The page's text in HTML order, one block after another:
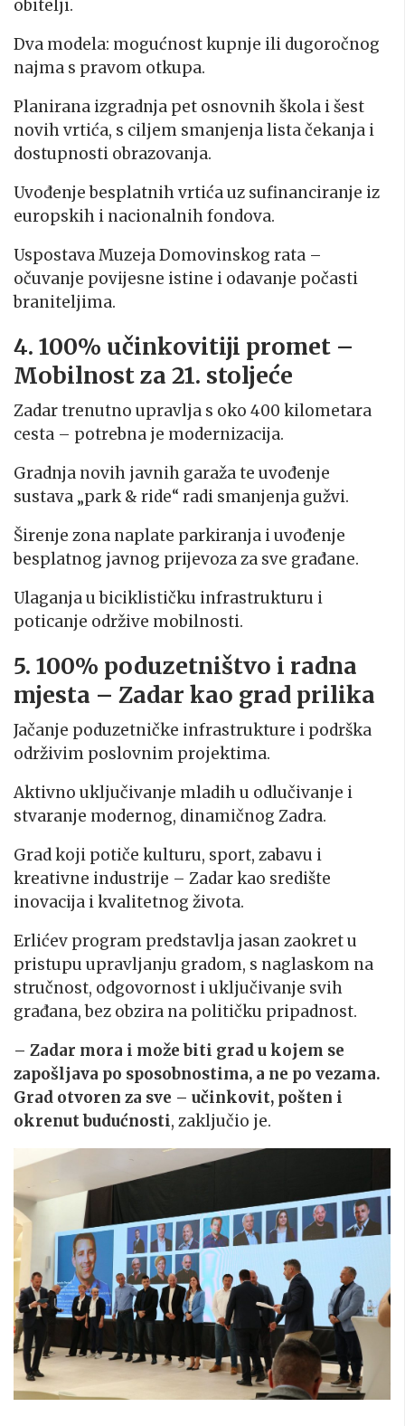
obitelji.
Dva modela: mogućnost kupnje ili dugoročnog
najma s pravom otkupa.
Planirana izgradnja pet osnovnih škola i šest
novih vrtića, s ciljem smanjenja lista čekanja i
dostupnosti obrazovanja.
Uvođenje besplatnih vrtića uz sufinanciranje iz
europskih i nacionalnih fondova.
Uspostava Muzeja Domovinskog rata –
očuvanje povijesne istine i odavanje počasti
braniteljima.
4. 100% učinkovitiji promet –
Mobilnost za 21. stoljeće
Zadar trenutno upravlja s oko 400 kilometara
cesta – potrebna je modernizacija.
Gradnja novih javnih garaža te uvođenje
sustava „park & ride“ radi smanjenja gužvi.
Širenje zona naplate parkiranja i uvođenje
besplatnog javnog prijevoza za sve građane.
Ulaganja u biciklističku infrastrukturu i
poticanje održive mobilnosti.
5. 100% poduzetništvo i radna
mjesta – Zadar kao grad prilika
Jačanje poduzetničke infrastrukture i podrška
održivim poslovnim projektima.
Aktivno uključivanje mladih u odlučivanje i
stvaranje modernog, dinamičnog Zadra.
Grad koji potiče kulturu, sport, zabavu i
kreativne industrije – Zadar kao središte
inovacija i kvalitetnog života.
Erlićev program predstavlja jasan zaokret u
pristupu upravljanju gradom, s naglaskom na
stručnost, odgovornost i uključivanje svih
građana, bez obzira na političku pripadnost.
– Zadar mora i može biti grad u kojem se
zapošljava po sposobnostima, a ne po vezama.
Grad otvoren za sve – učinkovit, pošten i
okrenut budućnosti, zaključio je.